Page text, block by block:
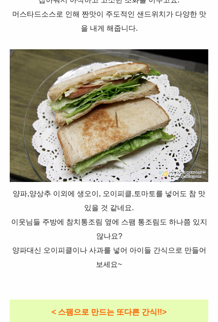
머스타드소스로 인해 짠맛이 주도적인 샌드위치가 다양한 맛
을 내게 해줍니다.
양파,양상추 이외에 생오이, 오이피클,토마토를 넣어도 참 맛
있을 것 같네요.
이웃님들 주방에 참치통조림 옆에 스팸 통조림도 하나쯤 있지
않나요?
양파대신 오이피클이나 사과를 넣어 아이들 간식으로 만들어
보세요~
< 스팸으로 만드는 또다른 간식!!>